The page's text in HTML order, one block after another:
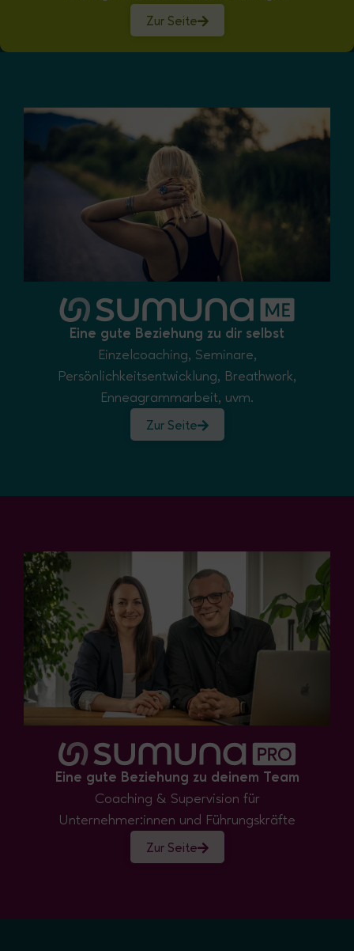
Zur Seite
Eine gute Beziehung zu dir selbst
Einzelcoaching, Seminare,
Persönlichkeitsentwicklung, Breathwork,
Enneagrammarbeit, uvm.
Zur Seite
Eine gute Beziehung zu deinem Team
Coaching & Supervision für
Unternehmer:innen und Führungskräfte
Zur Seite